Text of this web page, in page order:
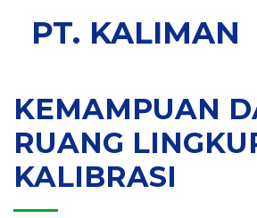
PT. KALIMAN
KEMAMPUAN
RUANG
KALIBRASI